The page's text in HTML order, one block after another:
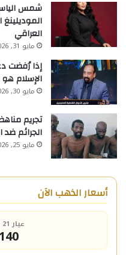
شمس
العراقي
مايو 31, 2026
إذا رُفضت
الإسلام هو
مايو 30, 2026
تجريم
الجرائم
مايو 25, 2026
أسعار الذهب الآن
عيار 21 (الأكثر مبيعاً)